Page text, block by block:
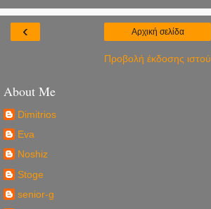
‹ Αρχική σελίδα
Προβολή έκδοσης ιστού
About Me
Dimitrios
Eva
Noshiz
Stoge
senior-g